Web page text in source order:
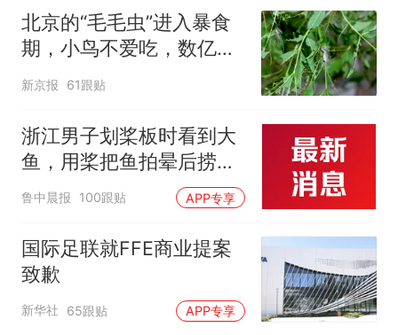
出；亲历者：曾承诺免费
改签但没兑现
北京的“毛毛虫”进入暴食
期，小鸟不爱吃，数亿头
小蜂迎战
新京报 61跟贴
浙江男子划桨板时看到大
鱼，用桨把鱼拍晕后捞
起；当事人：鱼重7斤6
两，做成红烧辣子鱼块，
味道很好
鲁中晨报 100跟贴 APP专享
国际足联就FFE商业提案
致歉
新华社 65跟贴 APP专享